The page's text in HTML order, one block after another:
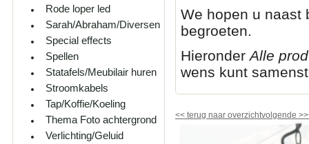
Rode loper led
Sarah/Abraham/Diversen
Special effects
Spellen
Statafels/Meubilair huren
Stroomkabels
Tap/Koffie/Koeling
Thema Foto achtergrond
Verlichting/Geluid
We hopen u naast
begroeten.
HieronderAlle
wens kunt
<< terug naar overzichtvolgende >>